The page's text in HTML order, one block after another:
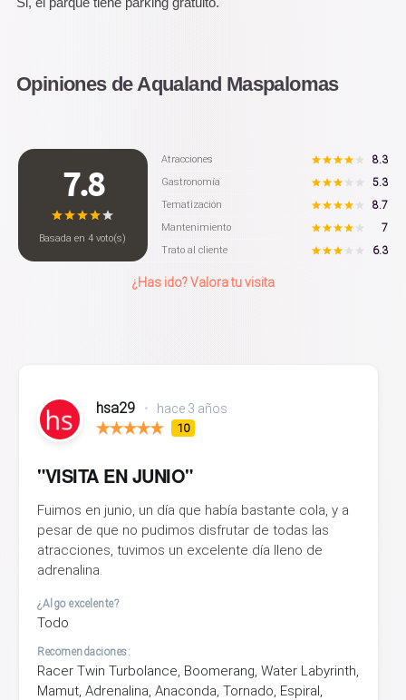
Opiniones de Aqualand Maspalomas
7.8
Basada en4 voto(s)
Atracciones 8.3
Gastronomía 5.3
Tematización 8.7
Mantenimiento 7
Trato al cliente 6.3
¿Has ido? Valora tu visita
hsa29 • hace 3 años
10
"VISITA EN JUNIO"
Fuimos en junio, un día que había bastante cola, y a
pesar de que no pudimos disfrutar de todas las
atracciones, tuvimos un excelente día lleno de
adrenalina.
¿Algo excelente?
Todo
Recomendaciones:
Racer Twin Turbolance, Boomerang, Water Labyrinth,
Mamut, Adrenalina, Anaconda, Tornado, Espiral,